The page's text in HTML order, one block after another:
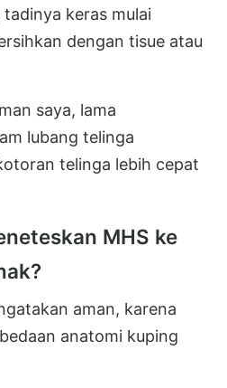
keras mulai
dengan tisue atau
saya, lama
lubang telinga
telinga lebih cepat
MHS ke
aman, karena
anatomi kuping